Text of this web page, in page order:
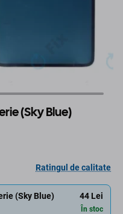
(Sky Blue)
Ratingul de calitate
(Sky Blue) 44 Lei
În stoc